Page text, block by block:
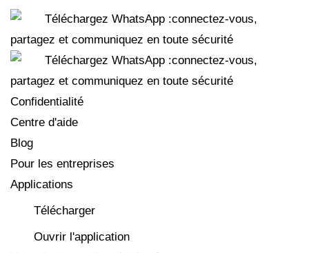
Confidentialité
Centre d'aide
Blog
Pour les entreprises
Applications
Télécharger
Ouvrir l'application